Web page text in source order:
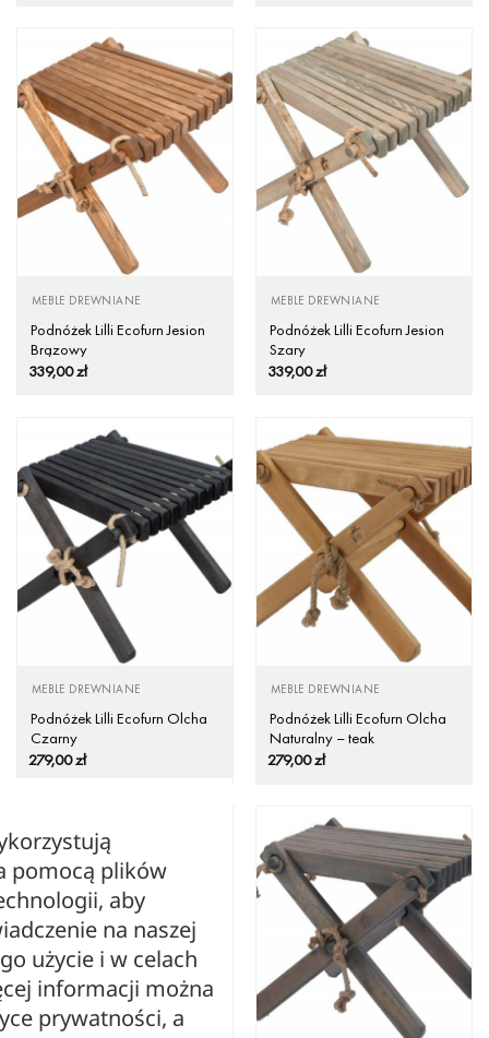
MEBLE DREWNIANE
Podnóżek Lilli Ecofurn Jesion
Brązowy
339,00zł
MEBLE DREWNIANE
Podnóżek Lilli Ecofurn Jesion
Szary
339,00zł
MEBLE DREWNIANE
Podnóżek Lilli Ecofurn Olcha
Czarny
279,00zł
MEBLE DREWNIANE
Podnóżek Lilli Ecofurn Olcha
Naturalny – teak
279,00zł
pomocą plików
aby
na naszej
użycie i w celach
informacji można
prywatności, a